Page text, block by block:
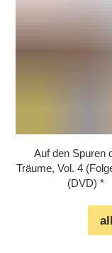
Auf den Spuren
Träume, Vol. 4
(DVD)